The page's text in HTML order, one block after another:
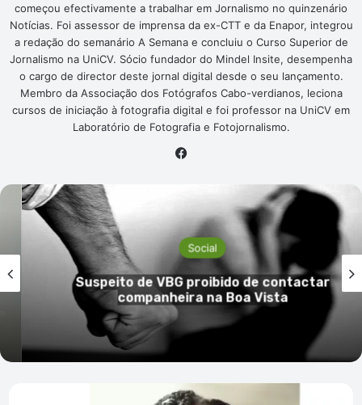
começou efectivamente a trabalhar em Jornalismo no quinzenário
Notícias. Foi assessor de imprensa da ex-CTT e da Enapor, integrou
a redação do semanário A Semana e concluiu o Curso Superior de
Jornalismo na UniCV. Sócio fundador do Mindel Insite, desempenha
o cargo de director deste jornal digital desde o seu lançamento.
Membro da Associação dos Fotógrafos Cabo-verdianos, leciona
cursos de iniciação à fotografia digital e foi professor na UniCV em
Laboratório de Fotografia e Fotojornalismo.
Social
Suspeito de VBG proibido de contactar
companheira na Boa Vista